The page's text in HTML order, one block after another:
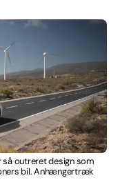
så outreret design som
bil. Anhængertræk